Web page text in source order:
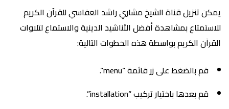
يمكن تنزيل قناة الشيخ مشاري راشد العفاسي للقرآن الكريم
للاستمتاع بمشاهدة أفضل الأناشيد الدينية والاستماع لتلاوات
القرآن الكريم بواسطة هذه الخطوات التالية:
قم بالضغط على زر قائمة “menu”.
قم بعدها باختيار تركيب “installation”.